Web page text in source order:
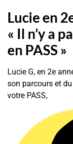
Lucie en
« Il n’y a
en PASS »
Lucie G, en 2e
son parcours et
votre PASS,